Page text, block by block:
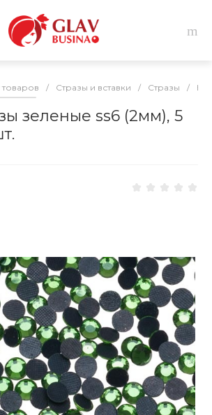
товаров / Стразы и вставки / Стразы /
зеленые ss6 (2мм), 5